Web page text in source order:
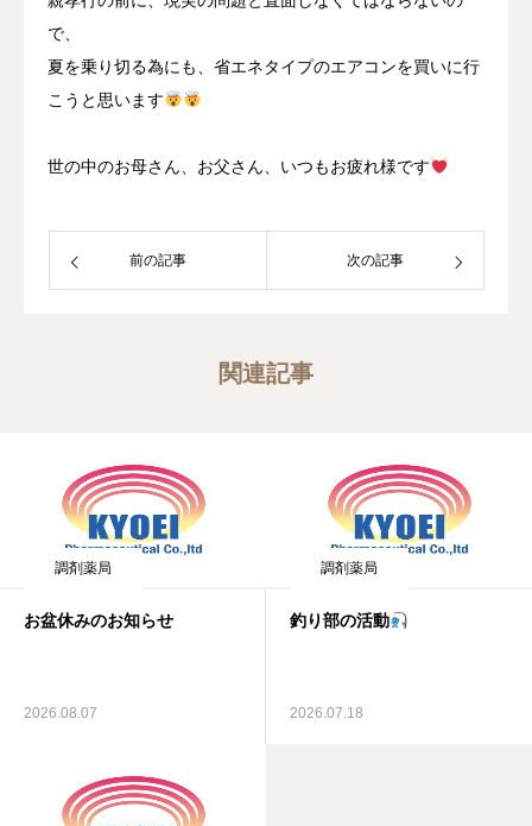
で、
夏を乗り切る為にも、省エネタイプのエアコンを買いに行
こうと思います
世の中のお母さん、お父さん、いつもお疲れ様です
前の記事 次の記事
関連記事
調剤薬局
お盆休みのお知らせ
2026.08.07
調剤薬局
釣り部の活動
2026.07.18